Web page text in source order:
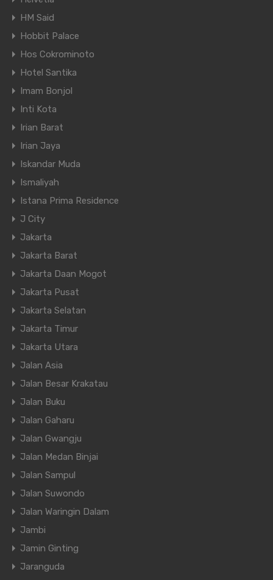
HM Said
Hobbit Palace
Hos Cokrominoto
Hotel Santika
Imam Bonjol
Inti Kota
Irian Barat
Irian Jaya
Iskandar Muda
Ismaliyah
Istana Prima Residence
J City
Jakarta
Jakarta Barat
Jakarta Daan Mogot
Jakarta Pusat
Jakarta Selatan
Jakarta Timur
Jakarta Utara
Jalan Asia
Jalan Besar Krakatau
Jalan Buku
Jalan Gaharu
Jalan Gwangju
Jalan Medan Binjai
Jalan Sampul
Jalan Suwondo
Jalan Waringin Dalam
Jambi
Jamin Ginting
Jaranguda